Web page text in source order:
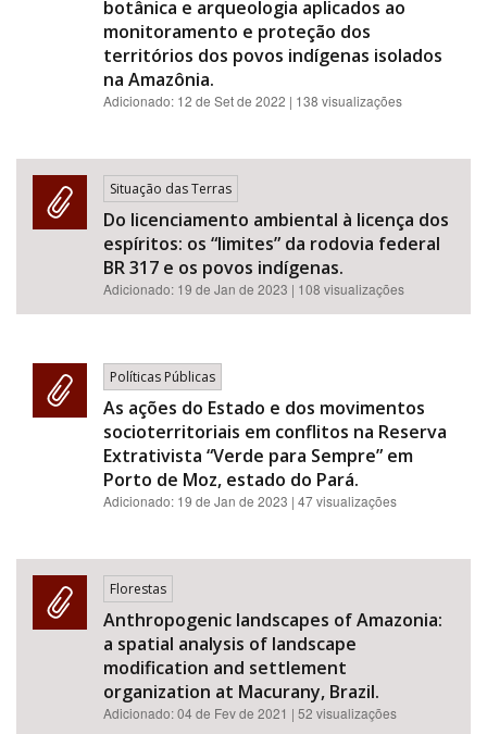
botânica e arqueologia aplicados ao
monitoramento e proteção dos
territórios dos povos indígenas isolados
na Amazônia.
Adicionado: 12 de Set de 2022 | 138 visualizações
Situação das Terras
Do licenciamento ambiental à licença dos
espíritos: os “limites” da rodovia federal
BR 317 e os povos indígenas.
Adicionado: 19 de Jan de 2023 | 108 visualizações
Políticas Públicas
As ações do Estado e dos movimentos
socioterritoriais em conflitos na Reserva
Extrativista “Verde para Sempre” em
Porto de Moz, estado do Pará.
Adicionado: 19 de Jan de 2023 | 47 visualizações
Florestas
Anthropogenic landscapes of Amazonia:
a spatial analysis of landscape
modification and settlement
organization at Macurany, Brazil.
Adicionado:04 de Fev de 2021 | 52 visualizações